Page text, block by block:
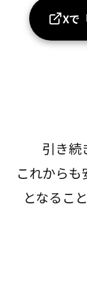
Xで
引き続
これから
となるこ